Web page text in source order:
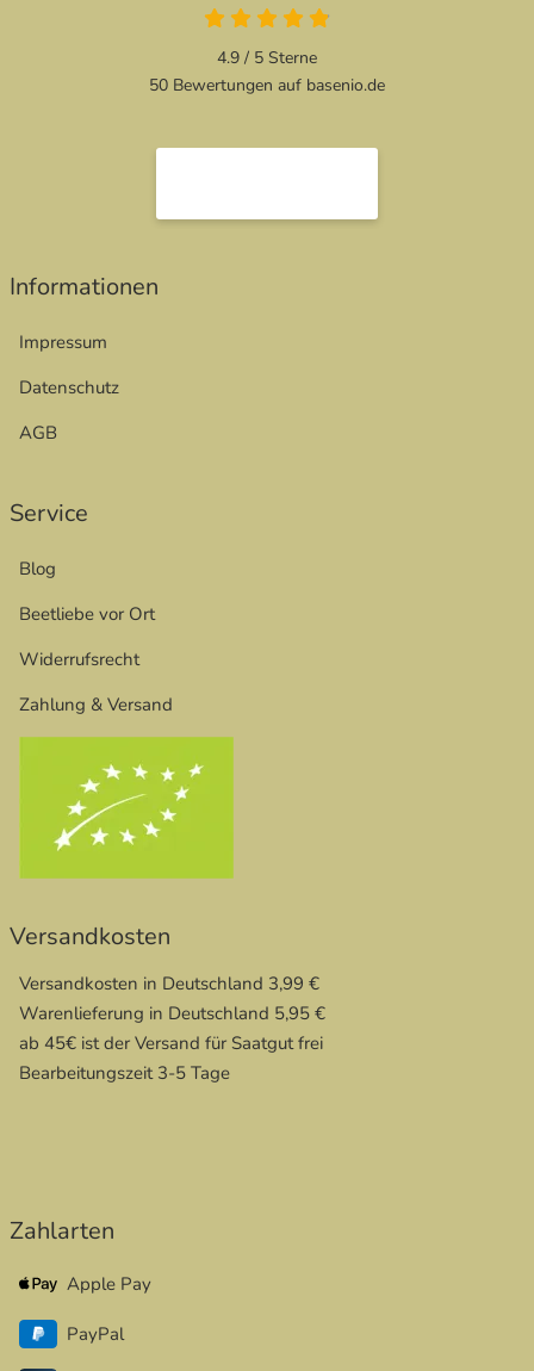
4.9 / 5 Sterne
50 Bewertungen auf basenio.de
öffnet in neuem Fenster
Informationen
Impressum
Datenschutz
AGB
Service
Blog
Beetliebe vor Ort
Widerrufsrecht
Zahlung & Versand
Versandkosten
Versandkosten in Deutschland 3,99 €
Warenlieferung in Deutschland 5,95 €
ab 45€ ist der Versand für Saatgut frei
Bearbeitungszeit 3-5 Tage
Zahlarten
Apple Pay
PayPal